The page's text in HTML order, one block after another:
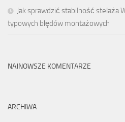
Jak sprawdzić stabilność stelaża
typowych błędów montażowych
NAJNOWSZE KOMENTARZE
ARCHIWA